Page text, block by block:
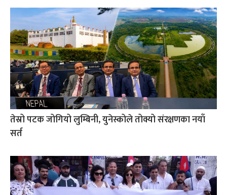
तेस्रो पटक जोगियो लुम्बिनी, युनेस्कोले तोक्यो संरक्षणका नयाँ
सर्त